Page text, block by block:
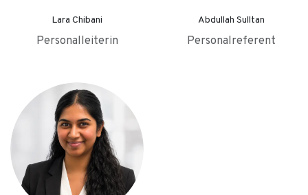
Lara Chibani
Personalleiterin
Abdullah Sulltan
Personalreferent